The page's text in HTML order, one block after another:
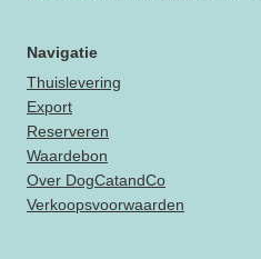
Navigatie
Thuislevering
Export
Reserveren
Waardebon
Over DogCatandCo
Verkoopsvoorwaarden